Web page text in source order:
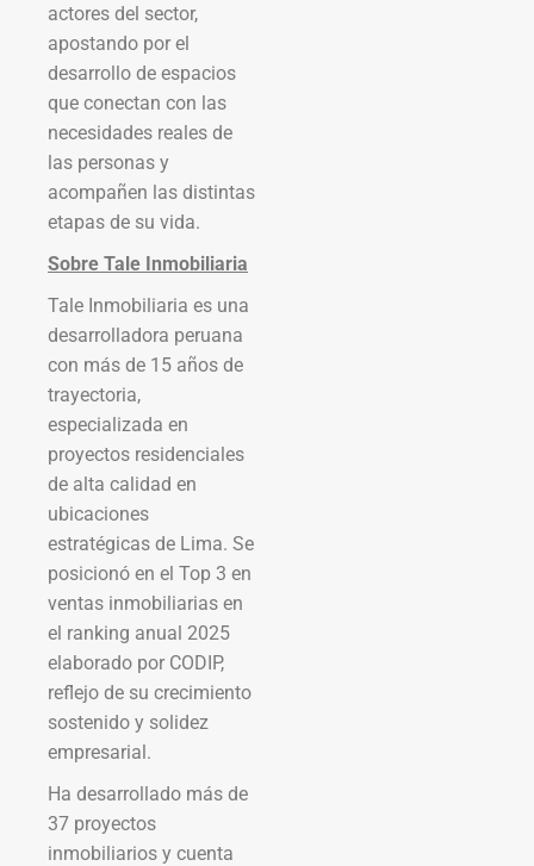
actores del sector,
apostando por el
desarrollo de espacios
que conectan con las
necesidades reales de
las personas y
acompañen las distintas
etapas de su vida.
Sobre Tale Inmobiliaria
Tale Inmobiliaria es una
desarrolladora peruana
con más de 15 años de
trayectoria,
especializada en
proyectos residenciales
de alta calidad en
ubicaciones
estratégicas de Lima. Se
posicionó en el Top 3 en
ventas inmobiliarias en
el ranking anual 2025
elaborado por CODIP,
reflejo de su crecimiento
sostenido y solidez
empresarial.
Ha desarrollado más de
37 proyectos
inmobiliarios y cuenta